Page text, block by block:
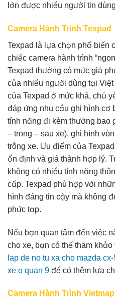
lớn được nhiều người tin
Camera Hành Trình Texpad
Texpad là lựa chọn phổ biến
chiếc camera hành trình
Texpad thường có mức giá
của nhiều người dùng tại
của Texpad ở mức khá, chủ
đáp ứng nhu cầu ghi hình cơ
tính năng đi kèm thường bao
– trong – sau xe), ghi hình
trông xe. Ưu điểm của
ổn định và giá thành hợp lý.
không có nhiều tính năng
cấp. Texpad phù hợp với
hình đáng tin cậy mà không
phức tạp.
Nếu bạn quan tâm đến việc
cho xe, bạn có thể tham khảo
lap de no tu xa cho mazda
xe o quan 9 để có thêm lựa
Camera Hành Trình Vietmap